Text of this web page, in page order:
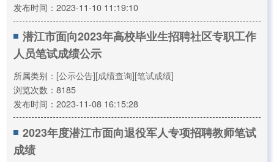
发布时间：2023-11-10 11:19:10
潜江市面向2023年高校毕业生招聘社区专职工作
人员笔试成绩公示
所属类别： [公示公告][成绩查询][笔试成绩]
浏览次数：8185
发布时间：2023-11-08 16:15:28
2023年度潜江市面向退役军人专项招聘教师笔试
成绩